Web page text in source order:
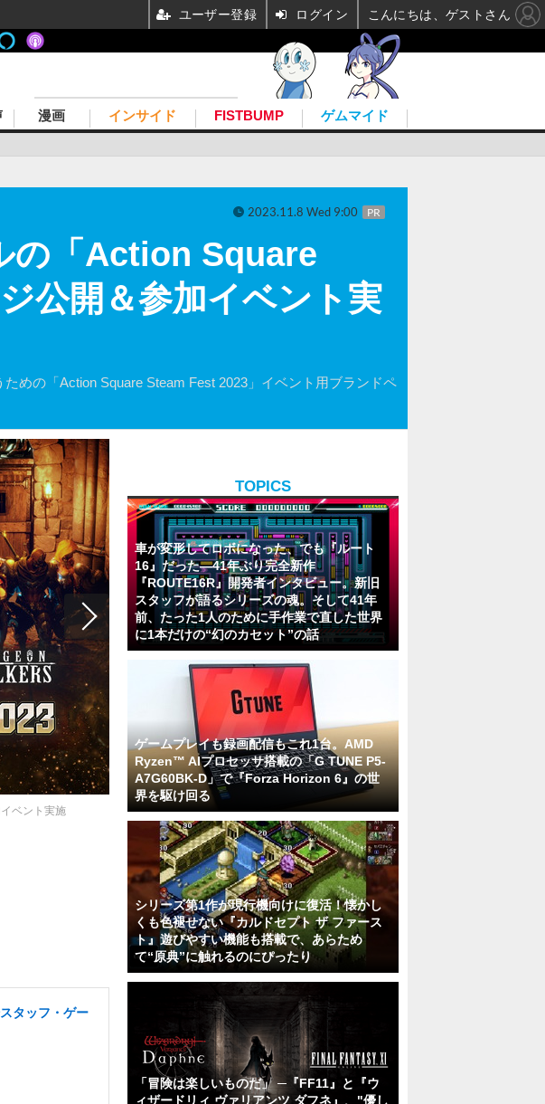
漫画 インサイド FISTBUMP ゲムマイド
の「Action Square
公開＆参加イベント実
めの「Action Square Steam Fest 2023」イベント用ブランドペ
2023.11.8 Wed 9:00 PR
ベント実施
タッフ・ゲー
TOPICS
車が変形してロボになった、でも『ルート
16』だった―41年ぶり完全新作
『ROUTE16R』開発者インタビュー。新旧
スタッフが語るシリーズの魂。そして41年
前、たった1人のために手作業で直した世界
に1本だけの“幻のカセット”の話
ゲームプレイも録画配信もこれ1台。AMD
Ryzen™ AIプロセッサ搭載の「G TUNE P5-
A7G60BK-D」で『Forza Horizon 6』の世
界を駆け回る
シリーズ第1作が現行機向けに復活！懐かし
くも色褪せない『カルドセプト ザ ファース
ト』遊びやすい機能も搭載で、あらため
て“原典”に触れるのにぴったり
「冒険は楽しいものだ」 ─『FF11』と『ウ
ィザードリィ ヴァリアンツ ダフネ』、"優し
ユーザー登録 ログイン こんにちは、ゲストさん